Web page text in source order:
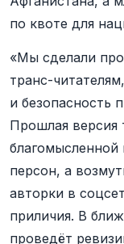
по квоте для
«Мы сделали
транс-
и безопасность
Прошлая версия
персон, а
авторки в
приличия. В
проведёт